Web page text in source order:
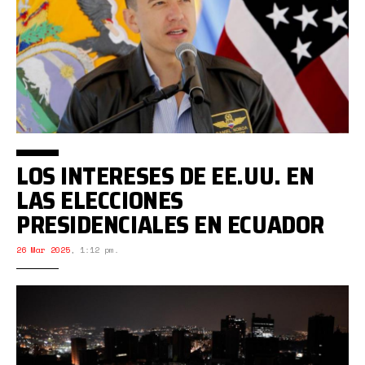
LOS INTERESES DE EE.UU. EN
LAS ELECCIONES
PRESIDENCIALES EN ECUADOR
26 Mar 2025, 1:12 pm.